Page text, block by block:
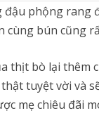
phộng rang
cùng bún cũng
thịt bò lại thêm
tuyệt vời và
mẹ chiêu đãi